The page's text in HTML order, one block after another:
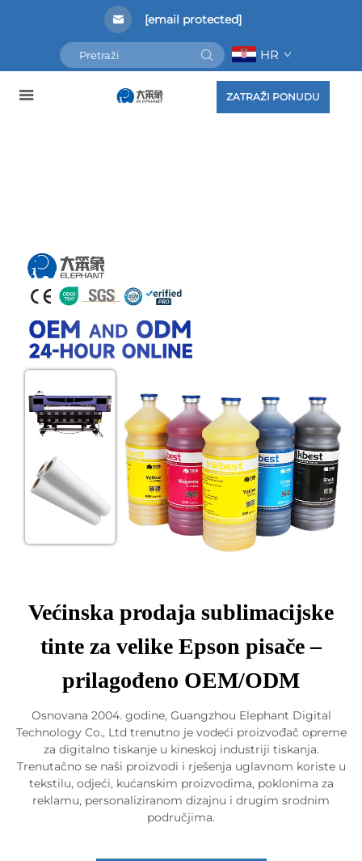
[email protected]
HR
ZATRAŽI PONUDU
Većinska prodaja sublimacijske
tinte za velike Epson pisače –
prilagođeno OEM/ODM
Osnovana 2004. godine, Guangzhou Elephant Digital
Technology Co., Ltd trenutno je vodeći proizvođač opreme
za digitalno tiskanje u kineskoj industriji tiskanja.
Trenutačno se naši proizvodi i rješenja uglavnom koriste u
tekstilu, odjeći, kućanskim proizvodima, poklonima za
reklamu, personaliziranom dizajnu i drugim srodnim
područjima.